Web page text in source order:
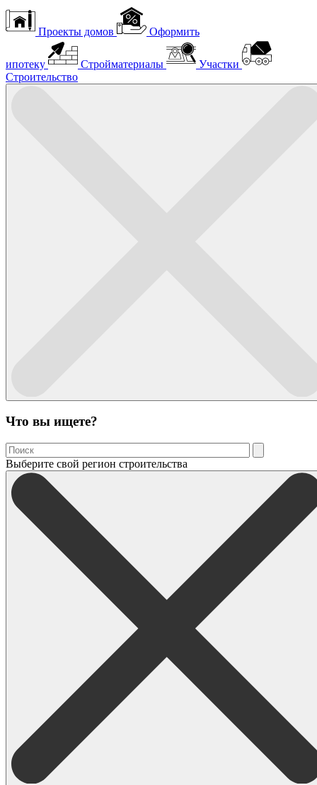
Проекты домов Оформить
ипотеку Стройматериалы
Участки
Строительство
Что вы ищете?
Выберите свой регион строительства